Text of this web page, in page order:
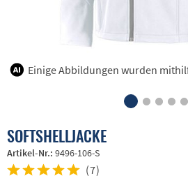
Einige Abbildungen wurden
SOFTSHELLJACKE
Artikel-Nr.: 9496-106-S
(7)